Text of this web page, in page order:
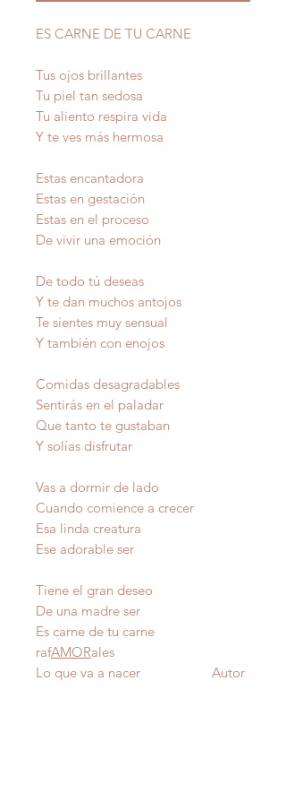
ES CARNE DE TU CARNE
Tus ojos brillantes
Tu piel tan sedosa
Tu aliento respira vida
Y te ves más hermosa
Estas encantadora
Estas en gestación
Estas en el proceso
De vivir una emoción
De todo tú deseas
Y te dan muchos antojos
Te sientes muy sensual
Y también con enojos
Comidas desagradables
Sentirás en el paladar
Que tanto te gustaban
Y solías disfrutar
Vas a dormir de lado
Cuando comience a crecer
Esa linda creatura
Ese adorable ser
Tiene el gran deseo
De una madre ser
Es carne de tu carne
rafAMORales
Lo que va a nacer Autor